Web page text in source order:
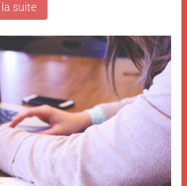
la suite